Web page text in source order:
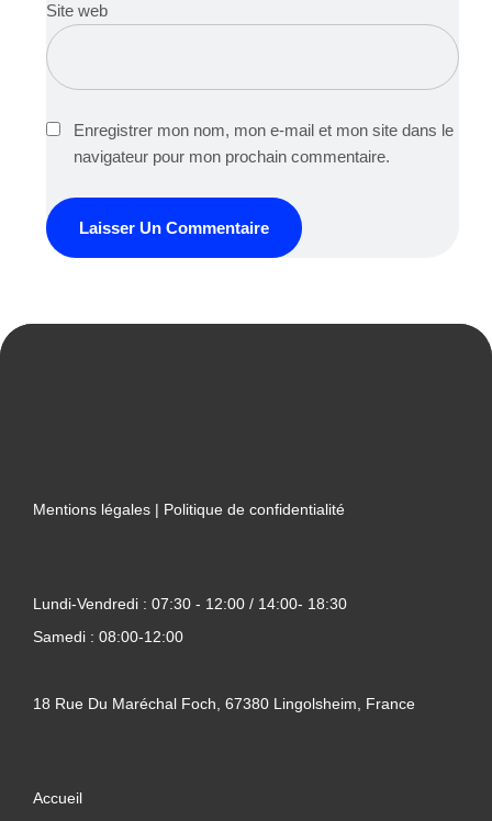
Site web
Enregistrer mon nom, mon e-mail et mon site dans le
navigateur pour mon prochain commentaire.
Mentions légales | Politique de confidentialité
Lundi-Vendredi : 07:30 - 12:00 / 14:00- 18:30
Samedi : 08:00-12:00
18 Rue Du Maréchal Foch, 67380 Lingolsheim, France
Accueil